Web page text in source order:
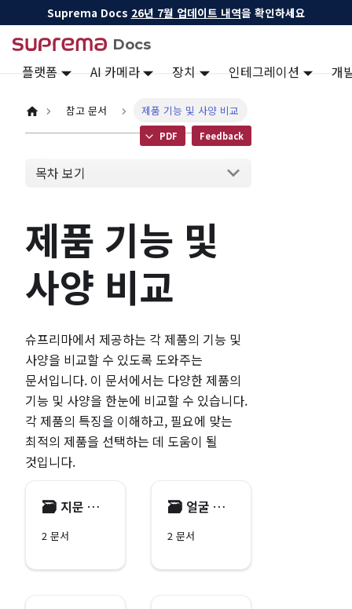
Suprema Docs 26년 7월 업데이트 내역을 확인하세요
Docs
플랫폼 AI 카메라 장치 인테그레이션 개
참고 문서 제품 기능 및 사양 비교
PDF Feedback
목차 보기
제품 기능 및
사양 비교
슈프리마에서 제공하는 각 제품의 기능 및
사양을 비교할 수 있도록 도와주는
문서입니다. 이 문서에서는 다양한 제품의
기능 및 사양을 한눈에 비교할 수 있습니다.
각 제품의 특징을 이해하고, 필요에 맞는
최적의 제품을 선택하는 데 도움이 될
것입니다.
🗃️ 지문 인증 장치
2 문서
🗃️ 얼굴 인증 장치
2 문서